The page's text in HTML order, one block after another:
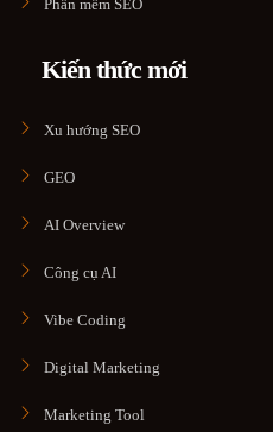
Phần mềm SEO
Kiến thức mới
Xu hướng SEO
GEO
AI Overview
Công cụ AI
Vibe Coding
Digital Marketing
Marketing Tool